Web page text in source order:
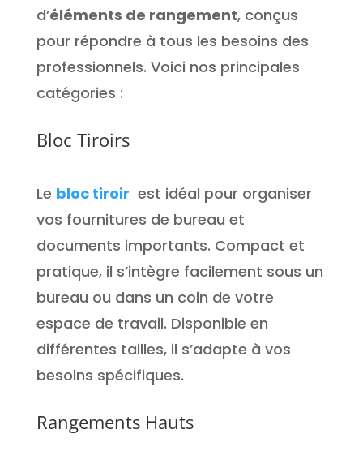
d’éléments de rangement, conçus
pour répondre à tous les besoins des
professionnels. Voici nos principales
catégories :
Bloc Tiroirs
Le bloc tiroir est idéal pour organiser
vos fournitures de bureau et
documents importants. Compact et
pratique, il s’intègre facilement sous un
bureau ou dans un coin de votre
espace de travail. Disponible en
différentes tailles, il s’adapte à vos
besoins spécifiques.
Rangements Hauts